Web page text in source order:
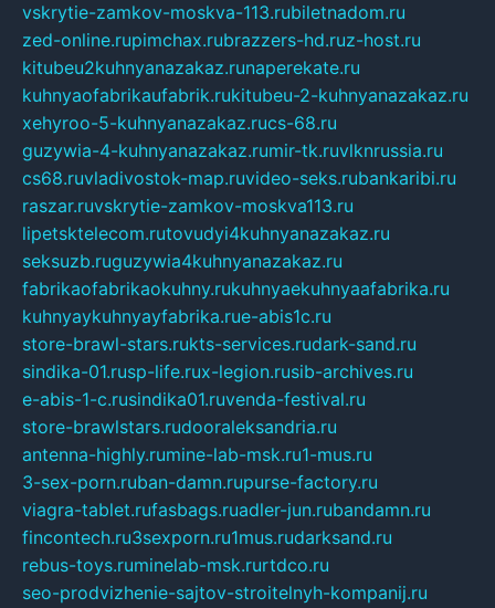
vskrytie-zamkov-moskva-113.rubiletnadom.ru
zed-online.rupimchax.rubrazzers-hd.ruz-host.ru
kitubeu2kuhnyanazakaz.runaperekate.ru
kuhnyaofabrikaufabrik.rukitubeu-2-kuhnyanazakaz.ru
xehyroo-5-kuhnyanazakaz.rucs-68.ru
guzywia-4-kuhnyanazakaz.rumir-tk.ruvlknrussia.ru
cs68.ruvladivostok-map.ruvideo-seks.rubankaribi.ru
raszar.ruvskrytie-zamkov-moskva113.ru
lipetsktelecom.rutovudyi4kuhnyanazakaz.ru
seksuzb.ruguzywia4kuhnyanazakaz.ru
fabrikaofabrikaokuhny.rukuhnyaekuhnyaafabrika.ru
kuhnyaykuhnyayfabrika.rue-abis1c.ru
store-brawl-stars.rukts-services.rudark-sand.ru
sindika-01.rusp-life.rux-legion.rusib-archives.ru
e-abis-1-c.rusindika01.ruvenda-festival.ru
store-brawlstars.rudooraleksandria.ru
antenna-highly.rumine-lab-msk.ru1-mus.ru
3-sex-porn.ruban-damn.rupurse-factory.ru
viagra-tablet.rufasbags.ruadler-jun.rubandamn.ru
fincontech.ru3sexporn.ru1mus.rudarksand.ru
rebus-toys.ruminelab-msk.rurtdco.ru
seo-prodvizhenie-sajtov-stroitelnyh-kompanij.ru